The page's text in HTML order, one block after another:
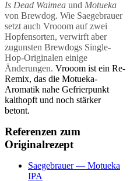
Is Dead Waimea und Motueka
von Brewdog. Wie Saegebrauer
setzt auch Vrooom auf zwei
Hopfensorten, verwirft aber
zugunsten Brewdogs Single-
Hop-Originalen einige
Änderungen. Vrooom ist ein Re-
Remix, das die Motueka-
Aromatik nahe Gefrierpunkt
kalthopft und noch stärker
betont.
Referenzen zum
Originalrezept
Saegebrauer — Motueka
IPA